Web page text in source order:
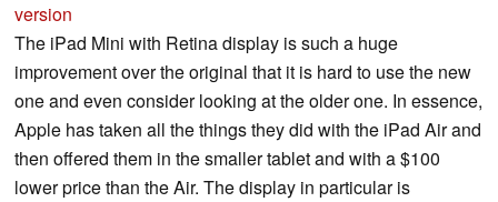
version
The iPad Mini with Retina display is such a huge
improvement over the original that it is hard to use the new
one and even consider looking at the older one. In essence,
Apple has taken all the things they did with the iPad Air and
then offered them in the smaller tablet and with a $100
lower price than the Air. The display in particular is